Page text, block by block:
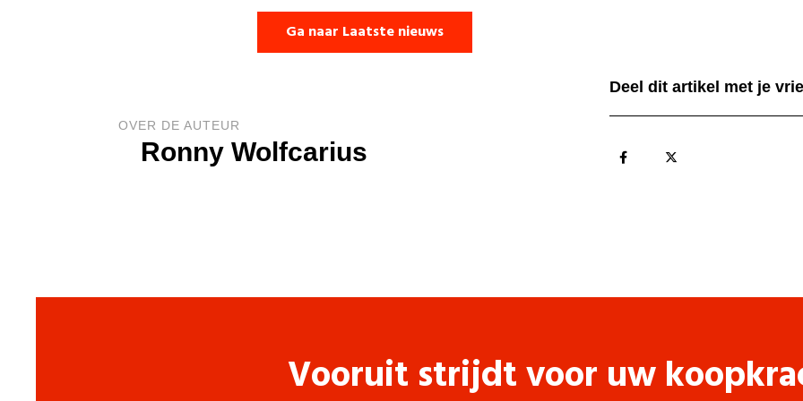
Ga naar Laatste nieuws
OVER DE AUTEUR
Ronny Wolfcarius
Deel dit artikel met je
Vooruit strijdt voor uw